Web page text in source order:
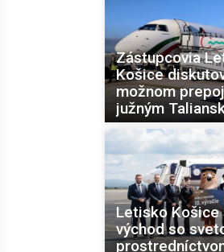
Zástupcovia
Košice
možnom
južným
Letisko Košice
východ so